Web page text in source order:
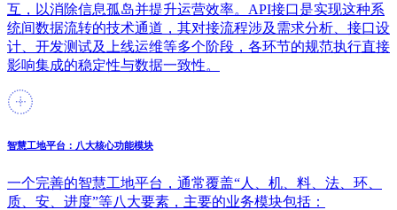
互，以消除信息孤岛并提升运营效率。API接口是实现这种系
统间数据流转的技术通道，其对接流程涉及需求分析、接口设
计、开发测试及上线运维等多个阶段，各环节的规范执行直接
影响集成的稳定性与数据一致性。
智慧工地平台：八大核心功能模块
一个完善的智慧工地平台，通常覆盖“人、机、料、法、环、
质、安、进度”等八大要素，主要的业务模块包括：